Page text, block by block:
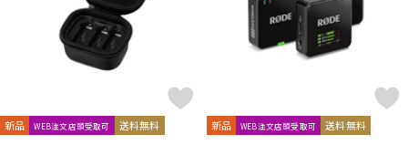
SoundCraft
Soyuz SSL(Solid State Logic)
STEDMAN Steven Slate Audio Superlux
SUZUKI
Sym・Proceed
TANNOY
TC helicon
Tech Teenage Engineering
TELEFUNKEN
新品 WEB注文店頭受取可 送料無料 新品 WEB注文店頭受取可 送料無料